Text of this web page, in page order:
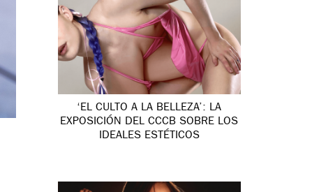
‘EL CULTO A LA BELLEZA’: LA
EXPOSICIÓN DEL CCCB SOBRE LOS
IDEALES ESTÉTICOS